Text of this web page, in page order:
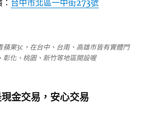
台中市北區一中街273號
蘋果3c，在台中、台南、高雄市皆有實體門
彰化、桃園、新竹等地區開設喔
金交易，安心交易